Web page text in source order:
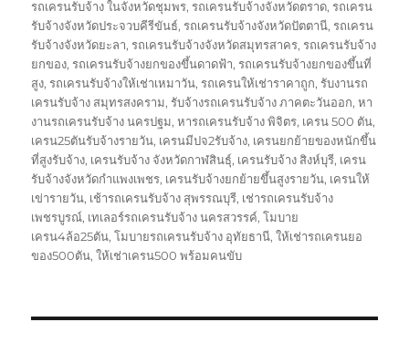
รถเครนรับจ้าง ในจังหวัดชุมพร,รถเครนรับจ้างจังหวัดตราด,รถเครน
รับจ้างจังหวัดประจวบคีรีขันธ์,รถเครนรับจ้างจังหวัดปัตตานี,รถเครน
รับจ้างจังหวัดยะลา,รถเครนรับจ้างจังหวัดสมุทรสาคร,รถเครนรับจ้าง
ยกของ,รถเครนรับจ้างยกของขึ้นดาดฟ้า,รถเครนรับจ้างยกของขึ้นที่
สูง,รถเครนรับจ้างให้เช่าเหมาวัน,รถเครนให้เช่าราคาถูก,รับงานรถ
เครนรับจ้าง สมุทรสงคราม,รับจ้างรถเครนรับจ้าง ภาคตะวันออก,หา
งานรถเครนรับจ้าง นครปฐม,หารถเครนรับจ้าง พิจิตร, เครน 500 ตัน,
เครน25ตันรับจ้างรายวัน, เครนมีปจ2รับจ้าง, เครนยกย้ายของหนักขึ้น
ที่สูงรับจ้าง, เครนรับจ้าง จังหวัดกาฬสินธุ์, เครนรับจ้าง สิงห์บุรี, เครน
รับจ้างจังหวัดกำแพงเพชร, เครนรับจ้างยกย้ายขึ้นสูงรายวัน, เครนให้
เข่ารายวัน, เช้ารถเครนรับจ้าง สุพรรณบุรี, เช่ารถเครนรับจ้าง
เพชรบูรณ์, เทเลอร์รถเครนรับจ้าง นครสวรรค์,โมบาย
เครน4ล้อ25ตัน,โมบายรถเครนรับจ้าง อุทัยธานี,ให้เช่ารถเครนยอ
ของ500ตัน,ให้เช่าเครน500 พร้อมคนขับ